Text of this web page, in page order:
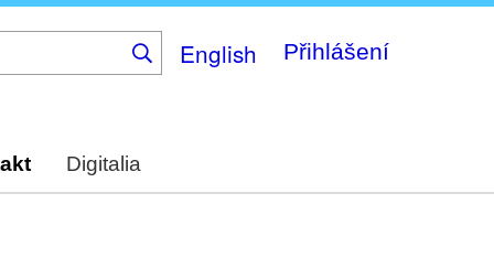
English Přihlášení
Digitalia